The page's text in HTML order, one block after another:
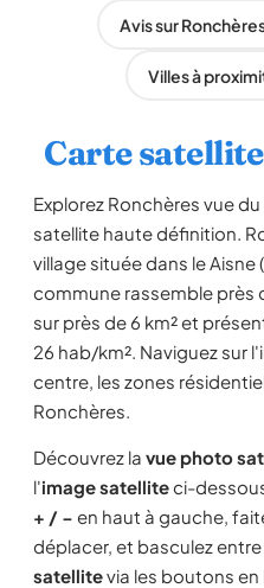
Avis sur
Villes à
Carte
Explorez Ronchères vue
satellite haute définition.
village située dans le Aisne
commune rassemble près
sur près de 6 km² et
26 hab/km². Naviguez sur
centre, les zones
Ronchères.
Découvrez la vue photo
l'image satelliteci-
+ / − en haut à gauche,
déplacer, et basculez entre
satellitevia les boutons